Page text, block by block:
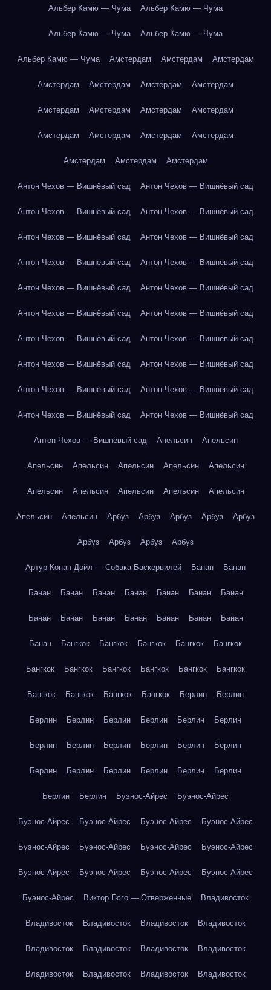
Альбер Камю — Чума Альбер Камю — Чума
Альбер Камю — Чума Альбер Камю — Чума
Альбер Камю — Чума Амстердам Амстердам Амстердам
Амстердам Амстердам Амстердам Амстердам
Амстердам Амстердам Амстердам Амстердам
Амстердам Амстердам Амстердам Амстердам
Амстердам Амстердам Амстердам
Антон Чехов — Вишнёвый сад Антон Чехов — Вишнёвый сад
Антон Чехов — Вишнёвый сад Антон Чехов — Вишнёвый сад
Антон Чехов — Вишнёвый сад Антон Чехов — Вишнёвый сад
Антон Чехов — Вишнёвый сад Антон Чехов — Вишнёвый сад
Антон Чехов — Вишнёвый сад Антон Чехов — Вишнёвый сад
Антон Чехов — Вишнёвый сад Антон Чехов — Вишнёвый сад
Антон Чехов — Вишнёвый сад Антон Чехов — Вишнёвый сад
Антон Чехов — Вишнёвый сад Антон Чехов — Вишнёвый сад
Антон Чехов — Вишнёвый сад Антон Чехов — Вишнёвый сад
Антон Чехов — Вишнёвый сад Антон Чехов — Вишнёвый сад
Антон Чехов — Вишнёвый сад Апельсин Апельсин
Апельсин Апельсин Апельсин Апельсин Апельсин
Апельсин Апельсин Апельсин Апельсин Апельсин
Апельсин Апельсин Арбуз Арбуз Арбуз Арбуз Арбуз
Арбуз Арбуз Арбуз Арбуз
Артур Конан Дойл — Собака Баскервилей Банан Банан
Банан Банан Банан Банан Банан Банан Банан
Банан Банан Банан Банан Банан Банан Банан
Банан Бангкок Бангкок Бангкок Бангкок Бангкок
Бангкок Бангкок Бангкок Бангкок Бангкок Бангкок
Бангкок Бангкок Бангкок Бангкок Берлин Берлин
Берлин Берлин Берлин Берлин Берлин Берлин
Берлин Берлин Берлин Берлин Берлин Берлин
Берлин Берлин Берлин Берлин Берлин Берлин
Берлин Берлин Буэнос-Айрес Буэнос-Айрес
Буэнос-Айрес Буэнос-Айрес Буэнос-Айрес Буэнос-Айрес
Буэнос-Айрес Буэнос-Айрес Буэнос-Айрес Буэнос-Айрес
Буэнос-Айрес Буэнос-Айрес Буэнос-Айрес Буэнос-Айрес
Буэнос-Айрес Виктор Гюго — Отверженные Владивосток
Владивосток Владивосток Владивосток Владивосток
Владивосток Владивосток Владивосток Владивосток
Владивосток Владивосток Владивосток Владивосток